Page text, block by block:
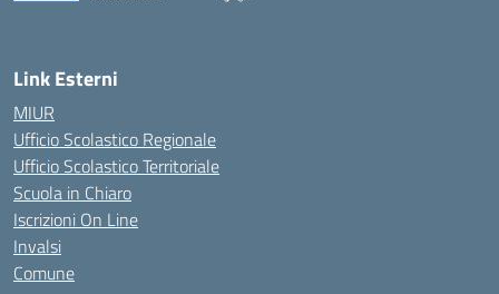
Link Esterni
MIUR
Ufficio Scolastico Regionale
Ufficio Scolastico Territoriale
Scuola in Chiaro
Iscrizioni On Line
Invalsi
Comune